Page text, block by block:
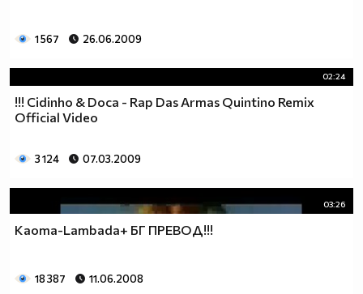
1 567 26.06.2009
02:24
!!! Cidinho & Doca - Rap Das Armas Quintino Remix
Official Video
3 124 07.03.2009
03:26
Kaoma-Lambada+ БГ ПРЕВОД!!!
18 387 11.06.2008